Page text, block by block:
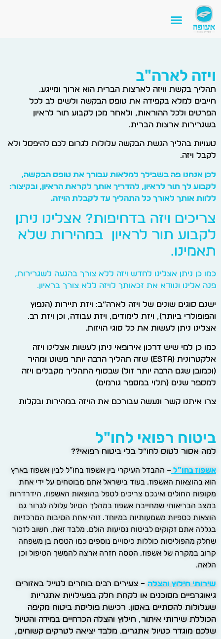
ויזה לארה"ב
תהליך בקשת וויזה לארצות הברית הוא ארוך ומייגע.
חייבים למלא בקפידה את טופס הבקשה ולשים לב לכל
הפרטים ולכל ההוראות, ולאחר מכן לקבוע תור לראיון
בשגרירות ארצות הברית.
טעויות בהליך הגשת הבקשה עלולות לגרום לכם להיפסל ולא
לקבל ויזה.
לכן אנחנו פה בשבילך למלאות עבורך את טופס הבקשה,
לקבוע לך תור לראיון, להדריך אותך לקראת הראיון, ובקיצור:
ללוות אותך לאורך כל התהליך עד לקבלת הויזה.
צריכים ויזה בדחיפות? אצלינו ניתן
לקבוע תור לראיון במהירות שלא
תאמינו.
כמו כן ניתן אצלינו לחדש ויזה ללא צורך בהגעה לשגרירות,
פנה אלינו ונוודא את זכאותך לויזה ללא צורך בראיון.
ישנם סוגים שונים של ויזה לארה”ב: ויזת תיירות (הנפוץ
והפופולרי ביותר), ויזת לימודים, ויזת עבודה, וכן ויזת רב.
אצלינו ניתן לעשות את כל סוגי הויזות.
כמו כן למי שיש דרכון אירופאי ניתן לעשות אצלינו ויזה
אלקטרונית (ESTA) שזה תהליך הרבה יותר פשוט ומהיר
(וכמובן שגם הרבה יותר זול) שבסוף התהליך מקבלים ויזה
למספר שנים (תלוי במספר גורמים)
צרו איתנו קשר ונעשה עבורכם את הויזה במהירות ובקלות
ביטוח רפואי לחו"ל
למה אסור לטוס לחו”ל בלי ביטוח רפואי??
אשפוז בחו”ל – ההבדל העיקרי בין אשפוז בחו”ל לבין אשפוז בארץ
הוא בהוצאות האשפוז. בעוד בישראל אתם מבוטחים על ידי אחת
מקופות החולים ואינכם צריכים לטפל בהוצאות האשפוז, הידרדרות
במצב הבריאותי שמחייבת אשפוז במהלך הטיול עלולה לגרור גם
הוצאות כספיות משמעותיות במיוחד. זוהי אחת הסיבות המרכזיות
בגללה אתם זקוקים לביטוח נסיעות הולם. מלבד זאת, חשוב לזכור
שחלק מהפוליסות כוללות כיסויים נוספים כמו הטסת בן משפחה
קרוב במקרה של אשפוז, הטסה חזרה ארצה להמשך הטיפול וכן
הלאה.
שירותי חילוץ והצלה – צעירים רבים בוחרים לטייל באזורים
גיאוגרפיים מסוכנים או לקחת חלק בפעילויות אתגריות
שעלולות להסתיים באסון. רכישת פוליסת ביטוח מקיפה
הכוללת שירותי איתור, חילוץ והצלה הכרחיים במידה והטיול
שלכם מוגדר כטיול אתגרים. מלבד יציאה לטרקים קשוחים,